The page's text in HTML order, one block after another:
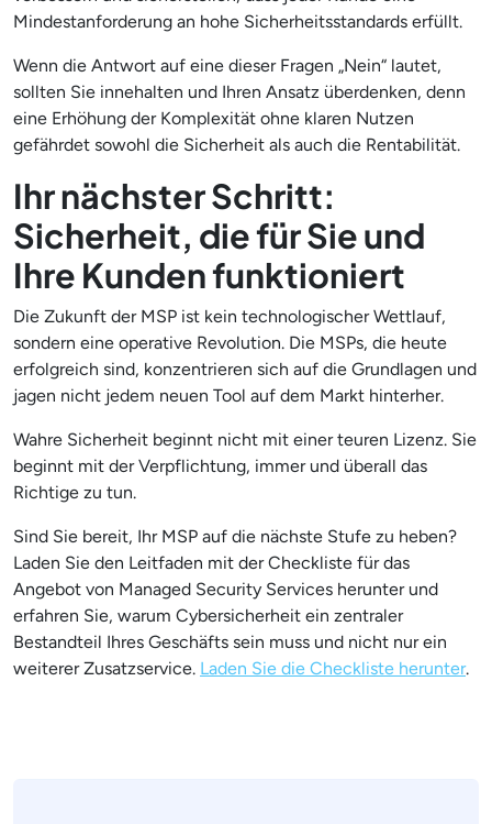
Mindestanforderung an hohe Sicherheitsstandards erfüllt.
Wenn die Antwort auf eine dieser Fragen „Nein“ lautet,
sollten Sie innehalten und Ihren Ansatz überdenken, denn
eine Erhöhung der Komplexität ohne klaren Nutzen
gefährdet sowohl die Sicherheit als auch die Rentabilität.
Ihr nächster Schritt:
Sicherheit, die für Sie und
Ihre Kunden funktioniert
Die Zukunft der MSP ist kein technologischer Wettlauf,
sondern eine operative Revolution. Die MSPs, die heute
erfolgreich sind, konzentrieren sich auf die Grundlagen und
jagen nicht jedem neuen Tool auf dem Markt hinterher.
Wahre Sicherheit beginnt nicht mit einer teuren Lizenz. Sie
beginnt mit der Verpflichtung, immer und überall das
Richtige zu tun.
Sind Sie bereit, Ihr MSP auf die nächste Stufe zu heben?
Laden Sie den Leitfaden mit der Checkliste für das
Angebot von Managed Security Services herunter und
erfahren Sie, warum Cybersicherheit ein zentraler
Bestandteil Ihres Geschäfts sein muss und nicht nur ein
weiterer Zusatzservice. Laden Sie die Checkliste herunter.